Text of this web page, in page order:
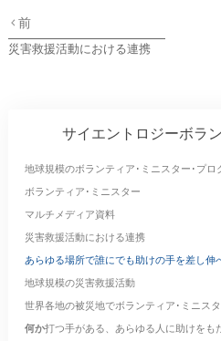
前
災害救援活動における連携
サイエントロジーボラ
地球規模のボランティア･ミニスター･プロ
ボランティア･ミニスター
マルチメディア資料
災害救援活動における連携
あらゆる場所で誰にでも助けの手を差し伸
地球規模の災害救援活動
世界各地の被災地でボランティア･ミニス
何か打つ手がある、あらゆる人に助けをも